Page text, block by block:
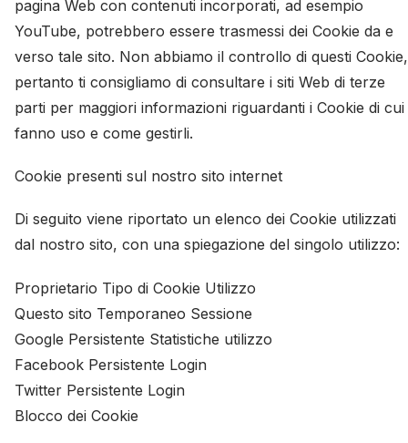
pagina Web con contenuti incorporati, ad esempio
YouTube, potrebbero essere trasmessi dei Cookie da e
verso tale sito. Non abbiamo il controllo di questi Cookie,
pertanto ti consigliamo di consultare i siti Web di terze
parti per maggiori informazioni riguardanti i Cookie di cui
fanno uso e come gestirli.
Cookie presenti sul nostro sito internet
Di seguito viene riportato un elenco dei Cookie utilizzati
dal nostro sito, con una spiegazione del singolo utilizzo:
Proprietario Tipo di Cookie Utilizzo
Questo sito Temporaneo Sessione
Google Persistente Statistiche utilizzo
Facebook Persistente Login
Twitter Persistente Login
Blocco dei Cookie